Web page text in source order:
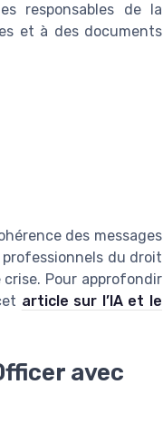
responsables de la
et à des documents
des messages
du droit
Pour approfondir
article sur l’IA et le
avec